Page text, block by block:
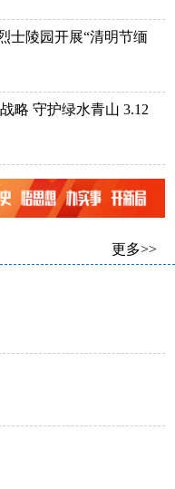
士陵园开展“清明节缅
略 守护绿水青山 3.12
更多>>